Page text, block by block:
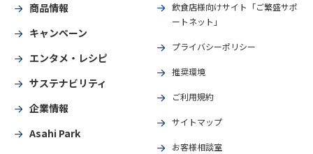
商品情報
キャンペーン
エンタメ・レシピ
サステナビリティ
企業情報
Asahi Park
飲食店様向けサイト「ご繁盛サポ
ートネット」
プライバシーポリシー
推奨環境
ご利用規約
サイトマップ
お客様相談室